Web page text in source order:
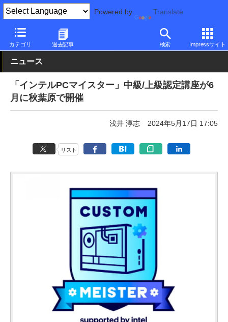
Powered by Translate
カテゴリ 過去記事 検索 Impressサイト
PC Watch 市場 動向
ニュース
「インテルPCマイスター」中級/上級認定講座が6
月に秋葉原で開催
浅井 淳志 2024年5月17日 17:05
リスト